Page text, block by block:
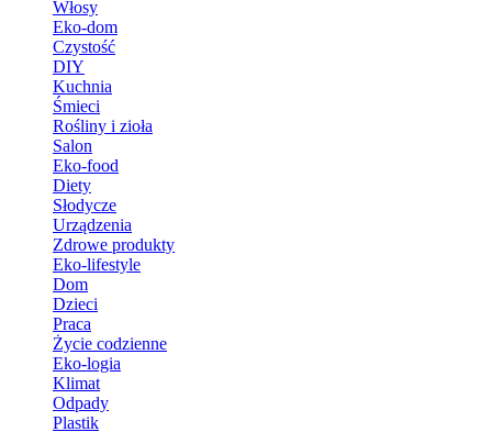
Włosy
Eko-dom
Czystość
DIY
Kuchnia
Śmieci
Rośliny i zioła
Salon
Eko-food
Diety
Słodycze
Urządzenia
Zdrowe produkty
Eko-lifestyle
Dom
Dzieci
Praca
Życie codzienne
Eko-logia
Klimat
Odpady
Plastik